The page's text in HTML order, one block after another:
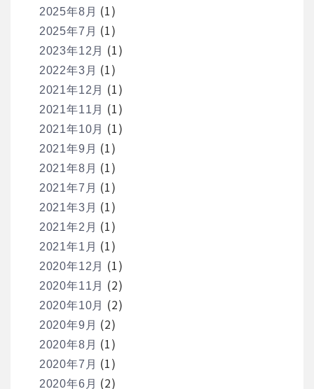
2025年8月 (1)
2025年7月 (1)
2023年12月 (1)
2022年3月 (1)
2021年12月 (1)
2021年11月 (1)
2021年10月 (1)
2021年9月 (1)
2021年8月 (1)
2021年7月 (1)
2021年3月 (1)
2021年2月 (1)
2021年1月 (1)
2020年12月 (1)
2020年11月 (2)
2020年10月 (2)
2020年9月 (2)
2020年8月 (1)
2020年7月 (1)
2020年6月 (2)